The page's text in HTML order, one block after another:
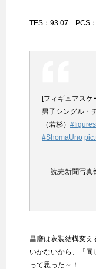
TES：93.07 PCS
[フィギュアスケ
男子シングル・
（若杉）
#ShomaUno
— 読売新聞写真
昌磨は衣装結構変え
いかないから、「同
って思った～！